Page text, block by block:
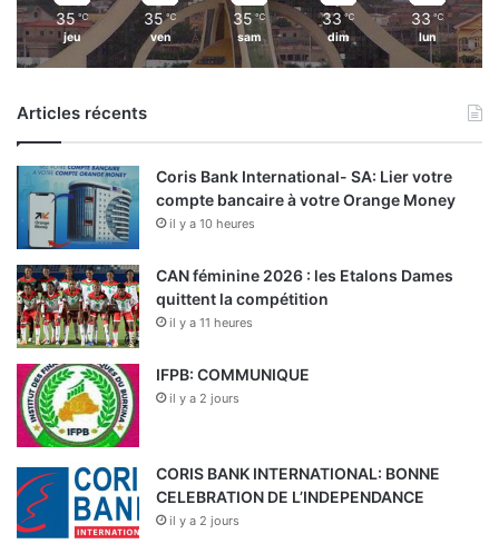
35 ℃
jeu
35 ℃
ven
35 ℃
sam
33 ℃
dim
33 ℃
lun
Articles récents
Coris Bank International- SA: Lier votre
compte bancaire à votre Orange Money
il y a 10 heures
CAN féminine 2026 : les Etalons Dames
quittent la compétition
il y a 11 heures
IFPB: COMMUNIQUE
il y a 2 jours
CORIS BANK INTERNATIONAL: BONNE
CELEBRATION DE L’INDEPENDANCE
il y a 2 jours